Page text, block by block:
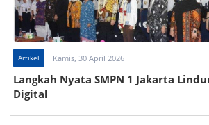
Artikel Kamis, 30 April 2026
Langkah Nyata SMPN 1 Jakarta
Digital